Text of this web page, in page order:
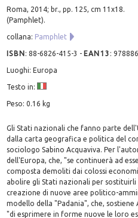
Roma, 2014; br., pp. 125, cm 11x18.
(Pamphlet).
collana: Pamphlet
ISBN:88-6826-415-3 - EAN13 :
Luoghi: Europa
Testo in:
Peso: 0.16 kg
Gli Stati nazionali che fanno parte
dalla carta geografica e politica del
sociologo Sabino Acquaviva. Per
dell'Europa, che, "se continuerà ad
composta demoliti dai colossi
abolire gli Stati nazionali per sostituirli
creazione di nuove aree politico-
modello della "Padania", che,
"di esprimere in forme nuove le loro